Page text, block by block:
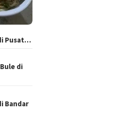
Pusat…
di
Bandar